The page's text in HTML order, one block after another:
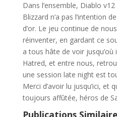
Dans l’ensemble, Diablo
Blizzard n’a pas l’intention
d’or. Le jeu continue de
réinventer, en gardant ce
a tous hâte de voir
Hatred, et entre nous,
une session late night est
Merci d’avoir lu jusqu’ici, et
toujours affûtée, héros de